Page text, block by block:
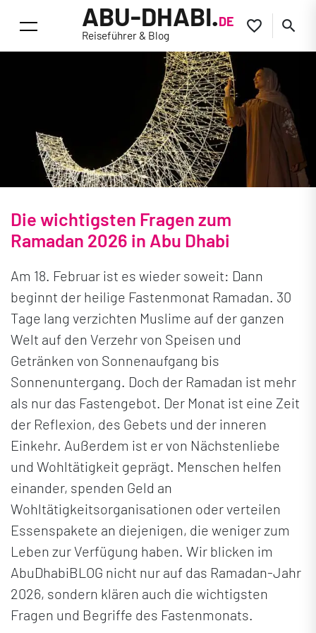
ABU-DHABI.DE
Reiseführer & Blog
 
Die wichtigsten Fragen zum
Ramadan 2026 in Abu Dhabi
Am 18. Februar ist es wieder soweit: Dann
beginnt der heilige Fastenmonat Ramadan. 30
Tage lang verzichten Muslime auf der ganzen
Welt auf den Verzehr von Speisen und
Getränken von Sonnenaufgang bis
Sonnenuntergang. Doch der Ramadan ist mehr
als nur das Fastengebot. Der Monat ist eine Zeit
der Reflexion, des Gebets und der inneren
Einkehr. Außerdem ist er von Nächstenliebe
und Wohltätigkeit geprägt. Menschen helfen
einander, spenden Geld an
Wohltätigkeitsorganisationen oder verteilen
Essenspakete an diejenigen, die weniger zum
Leben zur Verfügung haben. Wir blicken im
AbuDhabiBLOG nicht nur auf das Ramadan-Jahr
2026, sondern klären auch die wichtigsten
Fragen und Begriffe des Fastenmonats.